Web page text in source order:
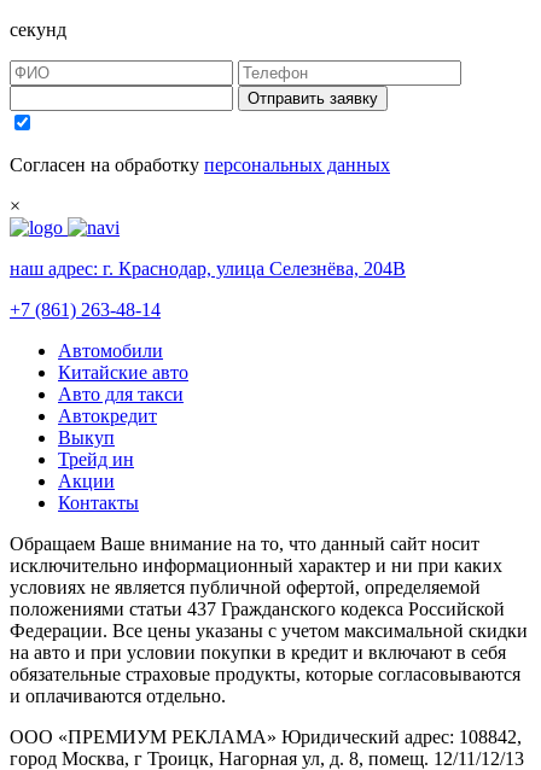
секунд
Отправить заявку
Согласен на обработку персональных данных
×
наш адрес: г. Краснодар, улица Селезнёва, 204В
+7 (861) 263-48-14
Автомобили
Китайские авто
Авто для такси
Автокредит
Выкуп
Трейд ин
Акции
Контакты
Обращаем Ваше внимание на то, что данный сайт носит
исключительно информационный характер и ни при каких
условиях не является публичной офертой, определяемой
положениями статьи 437 Гражданского кодекса Российской
Федерации. Все цены указаны с учетом максимальной скидки
на авто и при условии покупки в кредит и включают в себя
обязательные страховые продукты, которые согласовываются
и оплачиваются отдельно.
ООО «ПРЕМИУМ РЕКЛАМА» Юридический адрес: 108842,
город Москва, г Троицк, Нагорная ул, д. 8, помещ. 12/11/12/13